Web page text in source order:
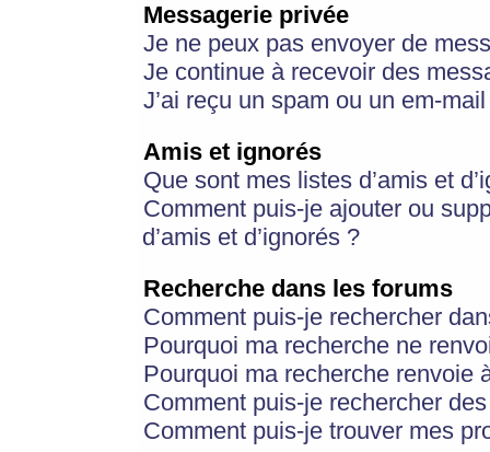
Messagerie privée
Je ne peux pas envoyer de
Je continue à recevoir des
J’ai reçu un spam ou un em-
Amis et ignorés
Que sont mes listes d’amis et
Comment puis-je ajouter ou
d’amis et d’ignorés ?
Recherche dans les forums
Comment puis-je rechercher
Pourquoi ma recherche ne
Pourquoi ma recherche renvoie
Comment puis-je rechercher
Comment puis-je trouver mes